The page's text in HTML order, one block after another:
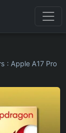
: Apple A17 Pro